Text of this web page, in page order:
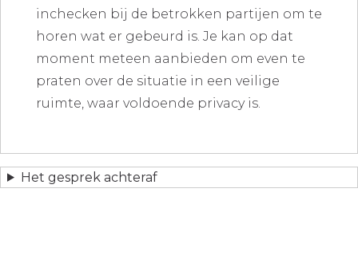
inchecken bij de betrokken partijen om te
horen wat er gebeurd is. Je kan op dat
moment meteen aanbieden om even te
praten over de situatie in een veilige
ruimte, waar voldoende privacy is.
Het gesprek achteraf